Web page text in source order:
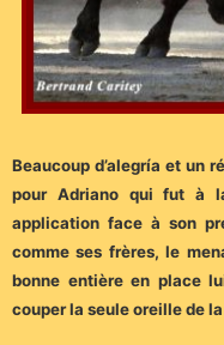
Beaucoup d’alegría et un
pour Adriano qui fut à
application face à son
comme ses frères, le
bonne entière en place
couper la seule oreille de